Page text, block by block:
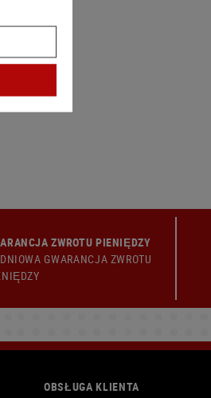
ZWROTU PIENIĘDZY
GWARANCJA ZWROTU
OBSŁUGA KLIENTA